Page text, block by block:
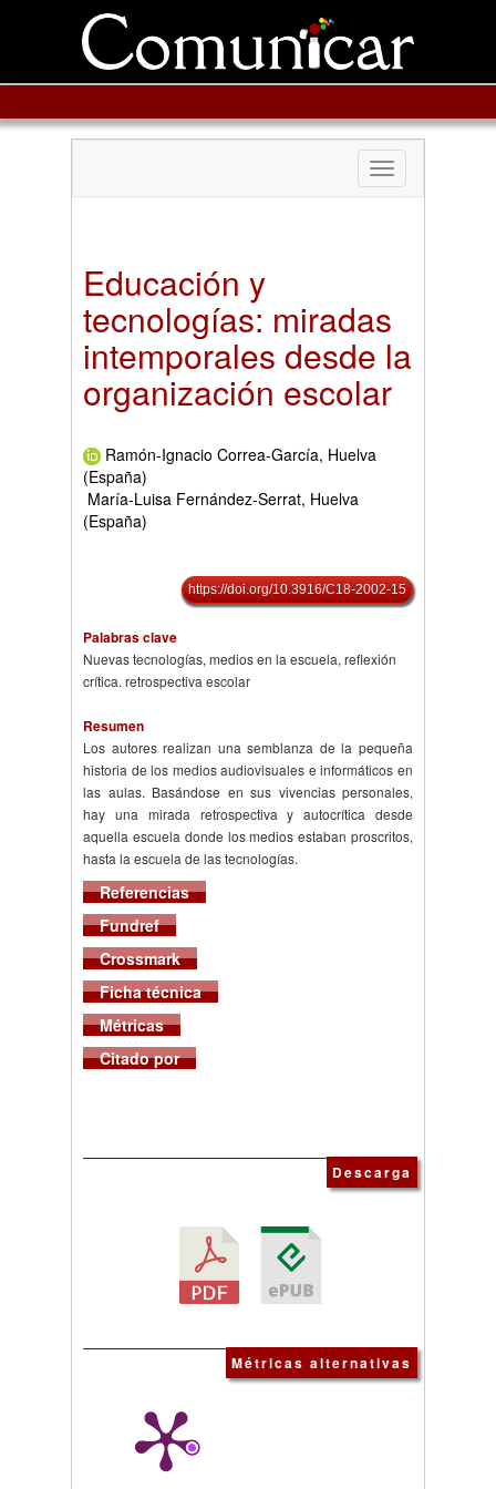
Toggle
navigation
Educación y
tecnologías: miradas
intemporales desde la
organización escolar
Ramón-Ignacio Correa-García, Huelva
(España)
María-Luisa Fernández-Serrat, Huelva
(España)
https://doi.org/10.3916/C18-2002-15
Palabras clave
Nuevas tecnologías, medios en la escuela, reflexión
crítica. retrospectiva escolar
Resumen
Los autores realizan una semblanza de la pequeña
historia de los medios audiovisuales e informáticos en
las aulas. Basándose en sus vivencias personales,
hay una mirada retrospectiva y autocrítica desde
aquella escuela donde los medios estaban proscritos,
hasta la escuela de las tecnologías.
Referencias
Fundref
Crossmark
Ficha técnica
Métricas
Citado por
Descarga
Métricas alternativas